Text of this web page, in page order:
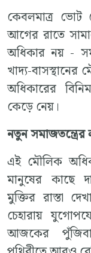
কেবলমাত্র
আগের রাতে
অধিকার নয় -
খাদ্য-
অধিকারের
কেড়ে নেয়।
নতুন সমাজতন্ত্রের
এই মৌলিক
মানুষের কাছে
মুক্তির রাস্তা
চেহারায়
আজকের